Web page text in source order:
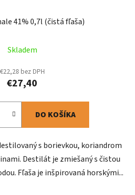
41% 0,7l (čistá fľaša)
Skladem
€22,28 bez DPH
€27,40
DO KOŠÍKA
s borievkou, koriandrom
Destilát je zmiešaný s čistou
Fľaša je inšpirovaná horskými...